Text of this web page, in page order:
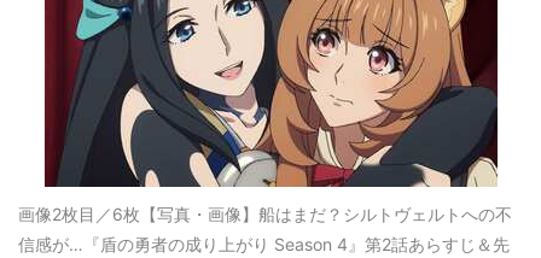
画像2枚目／6枚 【写真・画像】船はまだ？シルトヴェルトへの不
信感が…『盾の勇者の成り上がり Season 4』第2話あらすじ＆先